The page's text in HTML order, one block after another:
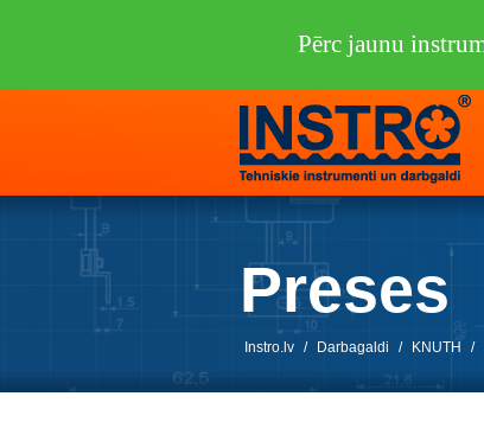
Preses
Instro.lv / Darbagaldi / KNUTH /
Pērc jaunu